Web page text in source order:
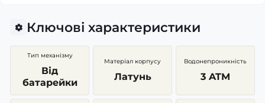
Ключові характеристики
Тип механізму
Від
батарейки
Матеріал корпусу
Латунь
Водонепроникність
3 ATM